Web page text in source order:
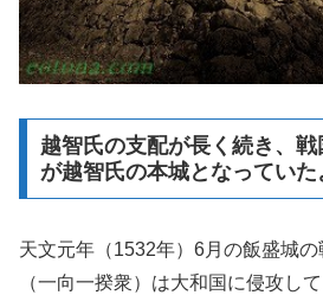
越智氏の支配が長く続き、
が越智氏の本城となっていた
天文元年（1532年）6月の飯盛城
（一向一揆衆）は大和国に侵攻して